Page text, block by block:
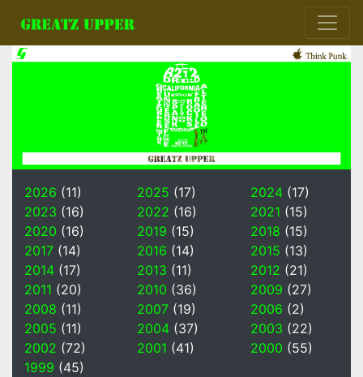
2026 (11) 2025 (17) 2024(17)
2023 (16) 2022 (16) 2021 (15)
2020 (16) 2019 (15) 2018 (15)
2017 (14) 2016 (14) 2015 (13)
2014 (17) 2013 (11) 2012 (21)
2011 (20) 2010 (36) 2009 (27)
2008 (11) 2007 (19) 2006 (2)
2005 (11) 2004 (37) 2003 (22)
2002 (72) 2001 (41) 2000 (55)
1999 (45)